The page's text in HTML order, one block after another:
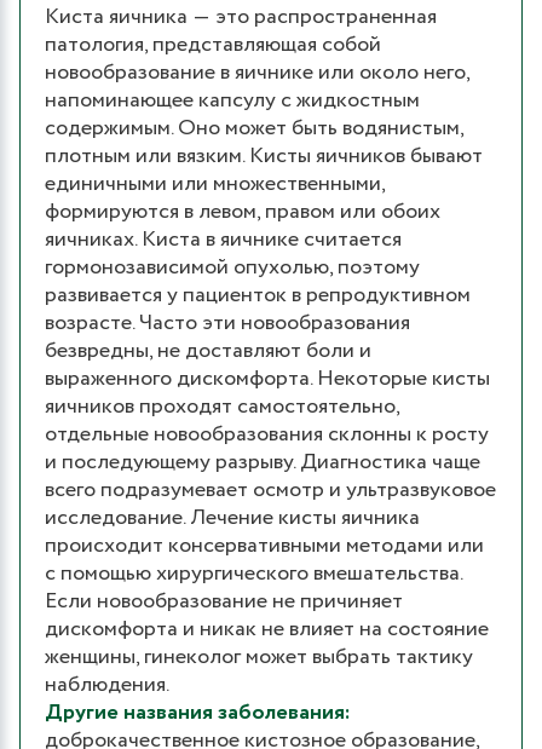
Киста яичника ― это распространенная
патология, представляющая собой
новообразование в яичнике или около него,
напоминающее капсулу с жидкостным
содержимым. Оно может быть водянистым,
плотным или вязким. Кисты яичников бывают
единичными или множественными,
формируются в левом, правом или обоих
яичниках. Киста в яичнике считается
гормонозависимой опухолью, поэтому
развивается у пациенток в репродуктивном
возрасте. Часто эти новообразования
безвредны, не доставляют боли и
выраженного дискомфорта. Некоторые кисты
яичников проходят самостоятельно,
отдельные новообразования склонны к росту
и последующему разрыву. Диагностика чаще
всего подразумевает осмотр и ультразвуковое
исследование. Лечение кисты яичника
происходит консервативными методами или
с помощью хирургического вмешательства.
Если новообразование не причиняет
дискомфорта и никак не влияет на состояние
женщины, гинеколог может выбрать тактику
наблюдения.
Другие названия заболевания:
доброкачественное кистозное образование,